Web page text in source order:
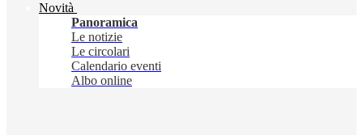
Novità
Panoramica
Le notizie
Le circolari
Calendario eventi
Albo online